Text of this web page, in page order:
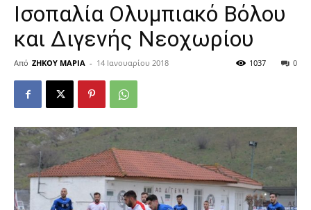
Ισοπαλία Ολυμπιακό Βόλου
και Διγενής Νεοχωρίου
Από ΖΗΚΟΥ ΜΑΡΙΑ - 14 Ιανουαρίου 2018 0
1037